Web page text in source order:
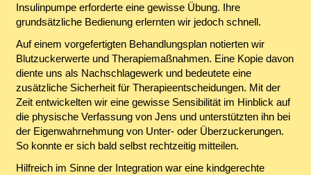
Insulinpumpe erforderte eine gewisse Übung. Ihre
grundsätzliche Bedienung erlernten wir jedoch schnell.
Auf einem vorgefertigten Behandlungsplan notierten wir
Blutzuckerwerte und Therapiemaßnahmen. Eine Kopie davon
diente uns als Nachschlagewerk und bedeutete eine
zusätzliche Sicherheit für Therapieentscheidungen. Mit der
Zeit entwickelten wir eine gewisse Sensibilität im Hinblick auf
die physische Verfassung von Jens und unterstützten ihn bei
der Eigenwahrnehmung von Unter- oder Überzuckerungen.
So konnte er sich bald selbst rechtzeitig mitteilen.
Hilfreich im Sinne der Integration war eine kindgerechte